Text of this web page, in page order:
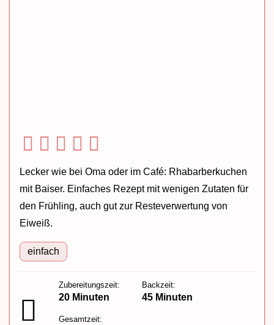
Lecker wie bei Oma oder im Café: Rhabarberkuchen
mit Baiser. Einfaches Rezept mit wenigen Zutaten für
den Frühling, auch gut zur Resteverwertung von
Eiweiß.
einfach
Zubereitungszeit:
20 Minuten
Backzeit:
45 Minuten
Gesamtzeit: